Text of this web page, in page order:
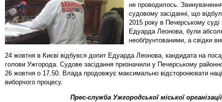
не проводилось.
судовому засіданні, що
2015 року в Печерському суді
Едуарда Леонова, були
необґрунтованими, а свідки
24 жовтня в Києві відбувся допит Едуарда Леонова, кандидата на
голови Ужгорода. Судове засідання призначили у Печерському
26 жовтня о 17.50. Влада продовжує максимально відсторонювати
виборчого процесу.
Прес-служба Ужгородської міської